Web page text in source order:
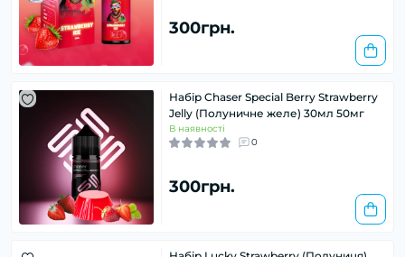
300грн.
Набір Chaser Special Berry Strawberry
Jelly (Полуничне желе) 30мл 50мг
В наявності
0
300грн.